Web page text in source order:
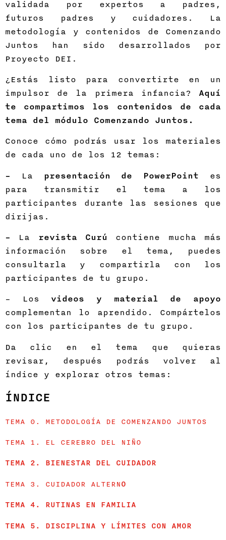
validada por expertos a padres,
futuros padres y cuidadores. La
metodología y contenidos de Comenzando
Juntos han sido desarrollados por
Proyecto DEI.
¿Estás listo para convertirte en un
impulsor de la primera infancia? Aquí
te compartimos los contenidos de cada
tema del módulo Comenzando Juntos.
Conoce cómo podrás usar los materiales
de cada uno de los 12 temas:
– La presentación de PowerPoint es
para transmitir el tema a los
participantes durante las sesiones que
dirijas.
– La revista Curú contiene mucha más
información sobre el tema, puedes
consultarla y compartirla con los
participantes de tu grupo.
– Los videos y material de apoyo
complementan lo aprendido. Compártelos
con los participantes de tu grupo.
Da clic en el tema que quieras
revisar, después podrás volver al
índice y explorar otros temas:
ÍNDICE
TEMA 0. METODOLOGÍA DE COMENZANDO JUNTOS
TEMA 1. EL CEREBRO DEL NIÑO
TEMA 2. BIENESTAR DEL CUIDADOR
TEMA 3. CUIDADOR ALTERNO
TEMA 4. RUTINAS EN FAMILIA
TEMA 5. DISCIPLINA Y LÍMITES CON AMOR